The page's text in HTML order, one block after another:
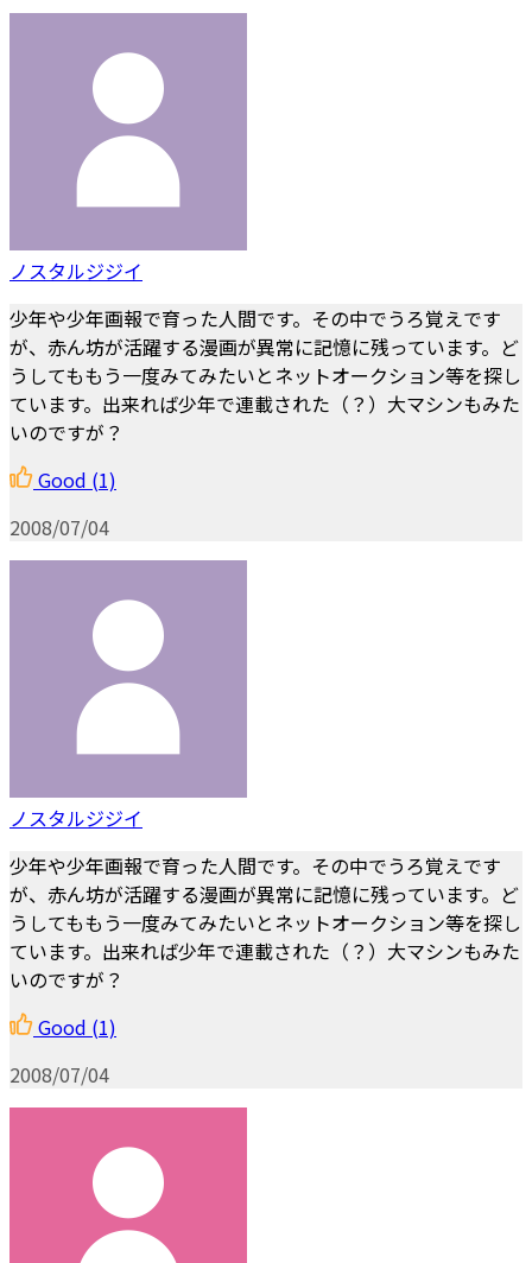
ノスタルジジイ
少年や少年画報で育った人間です。その中でうろ覚えです
が、赤ん坊が活躍する漫画が異常に記憶に残っています。ど
うしてももう一度みてみたいとネットオークション等を探し
ています。出来れば少年で連載された（？）大マシンもみた
いのですが？
Good (1)
2008/07/04
ノスタルジジイ
少年や少年画報で育った人間です。その中でうろ覚えです
が、赤ん坊が活躍する漫画が異常に記憶に残っています。ど
うしてももう一度みてみたいとネットオークション等を探し
ています。出来れば少年で連載された（？）大マシンもみた
いのですが？
Good (1)
2008/07/04